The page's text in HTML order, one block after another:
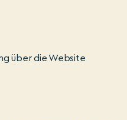
über die Website